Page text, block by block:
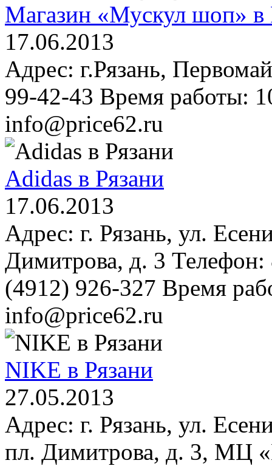
Магазин «Мускул шоп» в
17.06.2013
Адрес: г.Рязань,
99-42-43 Время работы:
info@price62.ru
Adidas в Рязани
17.06.2013
Адрес: г. Рязань, ул.
Димитрова, д. 3
(4912) 926-327 Время
info@price62.ru
NIKE в Рязани
27.05.2013
Адрес: г. Рязань, ул.
пл. Димитрова, д. 3, МЦ